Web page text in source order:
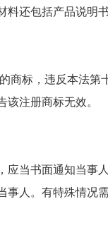
包括产品说明书
商标，违反本法
注册商标无效。
书面通知当事人
事人。有特殊情况